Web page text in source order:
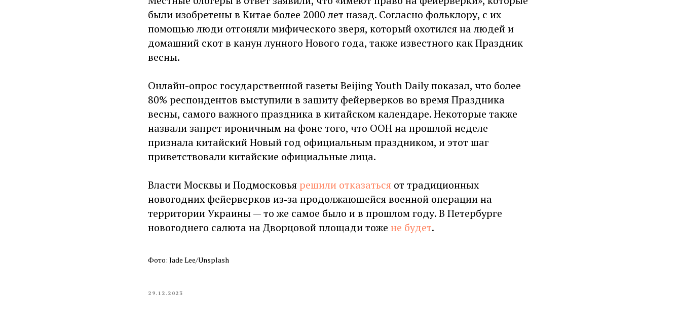
были изобретены в Китае более 2000 лет назад. Согласно фольклору, с их
помощью люди отгоняли мифического зверя, который охотился на людей и
домашний скот в канун лунного Нового года, также известного как Праздник
весны.
Онлайн-опрос государственной газеты Beijing Youth Daily показал, что более
80% респондентов выступили в защиту фейерверков во время Праздника
весны, самого важного праздника в китайском календаре. Некоторые также
назвали запрет ироничным на фоне того, что ООН на прошлой неделе
признала китайский Новый год официальным праздником, и этот шаг
приветствовали китайские официальные лица.
Власти Москвы и Подмосковья решили отказаться от традиционных
новогодних фейерверков из‑за продолжающейся военной операции на
территории Украины — то же самое было и в прошлом году. В Петербурге
новогоднего салюта на Дворцовой площади тоже не будет.
Фото: Jade Lee/Unsplash
29.12.2023